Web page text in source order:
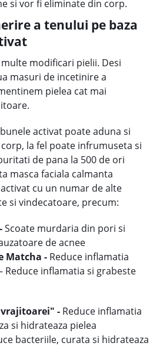
si vor fi eliminate din corp.
a tenului pe baza
modificari pielii. Desi
masuri de incetinire a
pielea cat mai
activat poate aduna si
la fel poate infrumuseta si
de pana la 500 de ori
masca faciala calmanta
cu un numar de alte
si vindecatoare, precum:
Scoate murdaria din pori si
de acnee
Matcha - Reduce inflamatia
Reduce inflamatia si grabeste
- Reduce inflamatia
si hidrateaza pielea
bacteriile, curata si hidrateaza